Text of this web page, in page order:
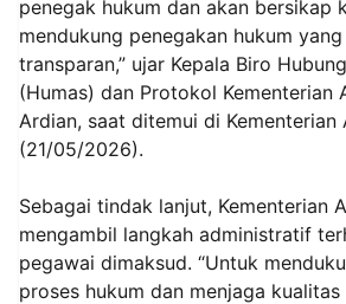
penegak hukum dan akan bersikap
mendukung penegakan hukum
transparan,” ujar Kepala Biro
(Humas) dan Protokol Kementerian
Ardian, saat ditemui di Kementerian
(21/05/2026).
Sebagai tindak lanjut, Kementerian
mengambil langkah administratif
pegawai dimaksud. “Untuk
proses hukum dan menjaga